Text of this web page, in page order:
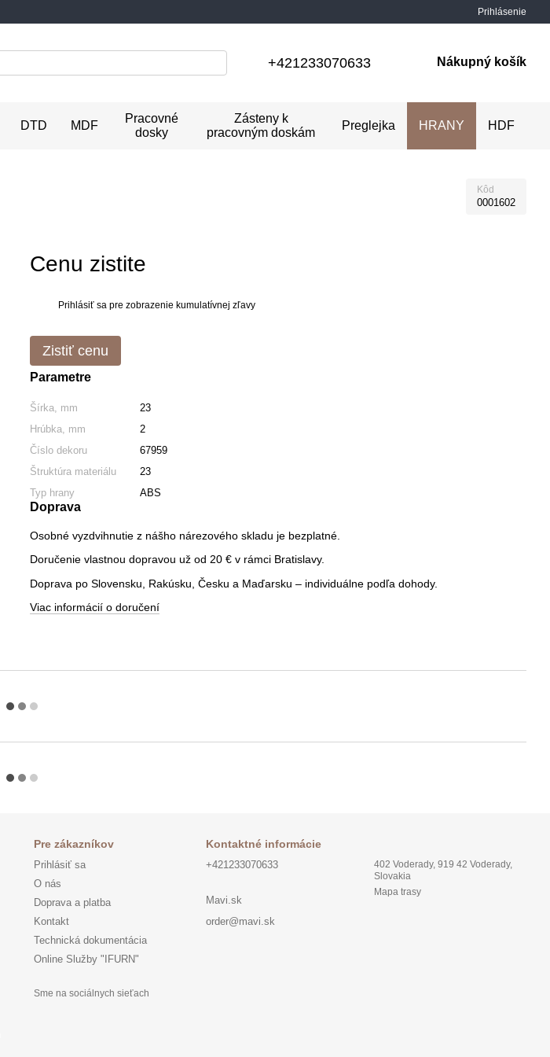
Prihlásenie
+421233070633 Nákupný košík
DTD MDF
Pracovné
dosky
Zásteny k
pracovným doskám
Preglejka HRANY HDF
Kôd
0001602
Cenu zistite
Prihlásiť sa pre zobrazenie kumulatívnej zľavy
Zistiť cenu
Parametre
Šírka, mm
23
Hrúbka, mm
2
Číslo dekoru
67959
Štruktúra materiálu
23
Typ hrany
ABS
Doprava
Osobné vyzdvihnutie z nášho nárezového skladu je bezplatné.
Doručenie vlastnou dopravou už od 20 € v rámci Bratislavy.
Doprava po Slovensku, Rakúsku, Česku a Maďarsku – individuálne podľa dohody.
Viac informácií o doručení
Pre zákazníkov
Prihlásiť sa
O nás
Doprava a platba
Kontakt
Technická dokumentácia
Online Služby "IFURN"
Sme na sociálnych sieťach
Kontaktné informácie
+421233070633
Mavi.sk
order@mavi.sk
402 Voderady, 919 42 Voderady,
Slovakia
Mapa trasy